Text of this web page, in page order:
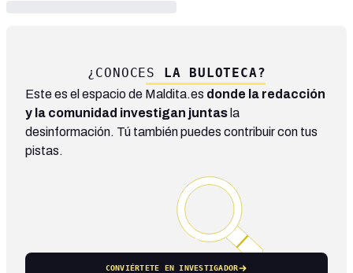
¿CONOCES LA BULOTECA?
Este es el espacio de Maldita.es donde la redacción
y la comunidad investigan juntas la
desinformación. Tú también puedes contribuir con tus
pistas.
CONVIÉRTETE EN INVESTIGADOR